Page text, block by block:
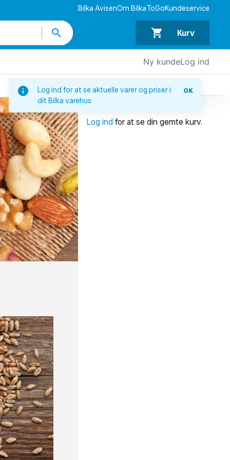
Log ind for at se aktuelle varer og priser i
dit Bilka varehus
OK
Bilka AvisenOm BilkaToGoKundeservice
Kurv
Ny kundeLog ind
Log ind for at se din gemte kurv.